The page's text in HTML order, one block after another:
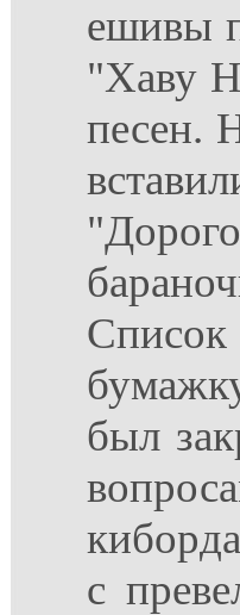
ешивы
"Хаву
песен.
Список
был
с